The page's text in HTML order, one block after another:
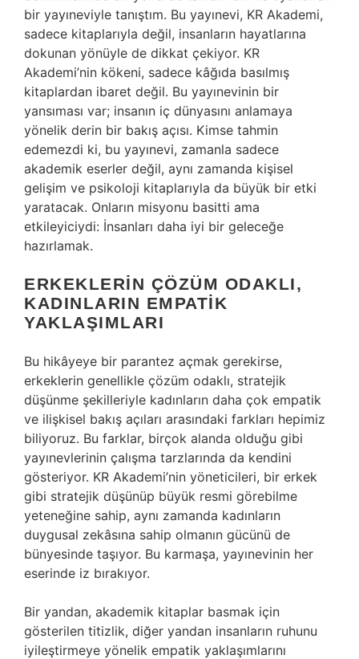
bir yayıneviyle tanıştım. Bu yayınevi, KR Akademi,
sadece kitaplarıyla değil, insanların hayatlarına
dokunan yönüyle de dikkat çekiyor. KR
Akademi’nin kökeni, sadece kâğıda basılmış
kitaplardan ibaret değil. Bu yayınevinin bir
yansıması var; insanın iç dünyasını anlamaya
yönelik derin bir bakış açısı. Kimse tahmin
edemezdi ki, bu yayınevi, zamanla sadece
akademik eserler değil, aynı zamanda kişisel
gelişim ve psikoloji kitaplarıyla da büyük bir etki
yaratacak. Onların misyonu basitti ama
etkileyiciydi: İnsanları daha iyi bir geleceğe
hazırlamak.
ERKEKLERIN ÇÖZÜM ODAKLI,
KADINLARIN EMPATIK
YAKLAŞIMLARI
Bu hikâyeye bir parantez açmak gerekirse,
erkeklerin genellikle çözüm odaklı, stratejik
düşünme şekilleriyle kadınların daha çok empatik
ve ilişkisel bakış açıları arasındaki farkları hepimiz
biliyoruz. Bu farklar, birçok alanda olduğu gibi
yayınevlerinin çalışma tarzlarında da kendini
gösteriyor. KR Akademi’nin yöneticileri, bir erkek
gibi stratejik düşünüp büyük resmi görebilme
yeteneğine sahip, aynı zamanda kadınların
duygusal zekâsına sahip olmanın gücünü de
bünyesinde taşıyor. Bu karmaşa, yayınevinin her
eserinde iz bırakıyor.
Bir yandan, akademik kitaplar basmak için
gösterilen titizlik, diğer yandan insanların ruhunu
iyileştirmeye yönelik empatik yaklaşımlarını